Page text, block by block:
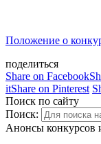
Положение о
поделиться
Share on Facebook
itShare on Pinterest
Поиск по сайту
Поиск:
Анонсы конкурсов